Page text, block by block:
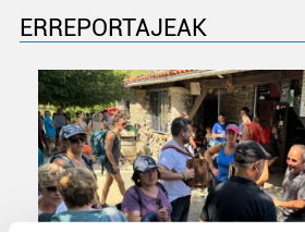
ERREPORTAJEAK